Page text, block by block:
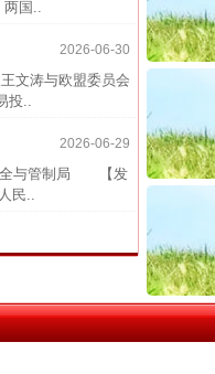
国..
2026-06-30
文涛与欧盟委员会
投..
2026-06-29
全与管制局 【发
民..
26万
杨天
四川
中方
中国
官方
从“无
最高
事故